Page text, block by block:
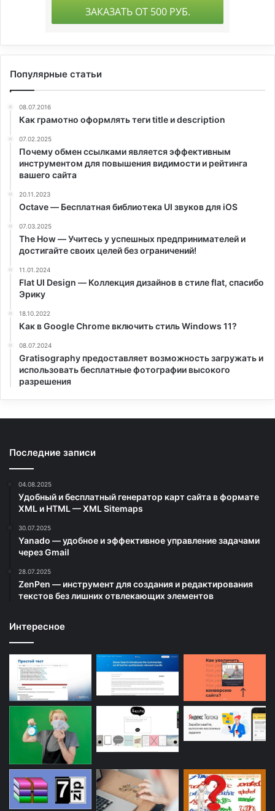
Популярные статьи
08.07.2016
Как грамотно оформлять теги title и description
07.02.2025
Почему обмен ссылками является эффективным
инструментом для повышения видимости и рейтинга
вашего сайта
20.11.2023
Octave — Бесплатная библиотека UI звуков для iOS
07.03.2025
The How — Учитесь у успешных предпринимателей и
достигайте своих целей без ограничений!
11.01.2024
Flat UI Design — Коллекция дизайнов в стиле flat, спасибо
Эрику
18.10.2022
Как в Google Chrome включить стиль Windows 11?
08.07.2024
Gratisography предоставляет возможность загружать и
использовать бесплатные фотографии высокого
разрешения
Последние записи
04.08.2025
Удобный и бесплатный генератор карт сайта в формате
XML и HTML — XML Sitemaps
30.07.2025
Yanado — удобное и эффективное управление задачами
через Gmail
28.07.2025
ZenPen — инструмент для создания и редактирования
текстов без лишних отвлекающих элементов
Интересное